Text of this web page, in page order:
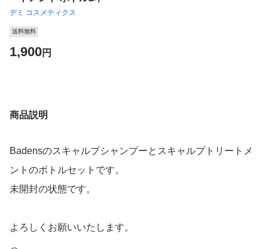
デミ コスメティクス
送料無料
1,900円
商品説明
Badensのスキャルプシャンプーとスキャルプトリートメ
ントのボトルセットです。
未開封の状態です。
よろしくお願いいたします。